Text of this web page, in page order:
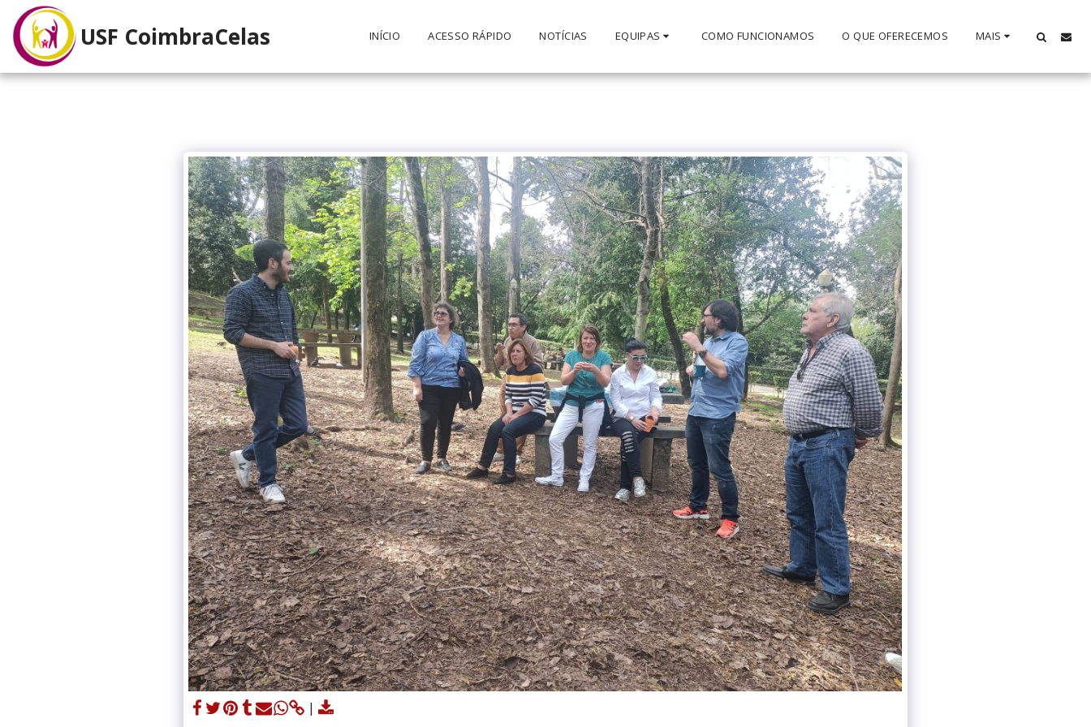
USF CoimbraCelas INÍCIO ACESSO RÁPIDO NOTÍCIAS EQUIPAS COMO FUNCIONAMOS O QUE OFERECEMOS MAIS